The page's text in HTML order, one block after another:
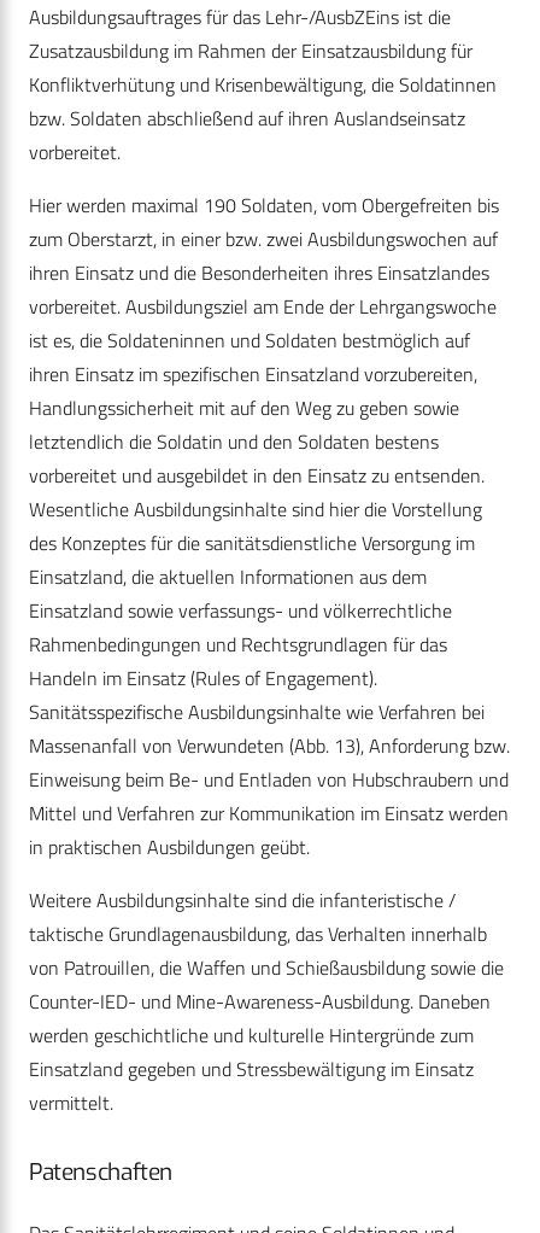
Ausbildungsauftrages für das Lehr-/AusbZEins ist die
Zusatzausbildung im Rahmen der Einsatzausbildung für
Konfliktverhütung und Krisenbewältigung, die Soldatinnen
bzw. Soldaten abschließend auf ihren Auslandseinsatz
vorbereitet.
Hier werden maximal 190 Soldaten, vom Obergefreiten bis
zum Oberstarzt, in einer bzw. zwei Ausbildungswochen auf
ihren Einsatz und die Besonderheiten ihres Einsatzlandes
vorbereitet. Ausbildungsziel am Ende der Lehrgangswoche
ist es, die Soldateninnen und Soldaten bestmöglich auf
ihren Einsatz im spezifischen Einsatzland vorzubereiten,
Handlungssicherheit mit auf den Weg zu geben sowie
letztendlich die Soldatin und den Soldaten bestens
vorbereitet und ausgebildet in den Einsatz zu entsenden.
Wesentliche Ausbildungsinhalte sind hier die Vorstellung
des Konzeptes für die sanitätsdienstliche Versorgung im
Einsatzland, die aktuellen Informationen aus dem
Einsatzland sowie verfassungs- und völkerrechtliche
Rahmenbedingungen und Rechtsgrundlagen für das
Handeln im Einsatz (Rules of Engagement).
Sanitätsspezifische Ausbildungsinhalte wie Verfahren bei
Massenanfall von Verwundeten (Abb. 13), Anforderung bzw.
Einweisung beim Be- und Entladen von Hubschraubern und
Mittel und Verfahren zur Kommunikation im Einsatz werden
in praktischen Ausbildungen geübt.
Weitere Ausbildungsinhalte sind die infanteristische /
taktische Grundlagenausbildung, das Verhalten innerhalb
von Patrouillen, die Waffen und Schießausbildung sowie die
Counter-IED- und Mine-Awareness-Ausbildung. Daneben
werden geschichtliche und kulturelle Hintergründe zum
Einsatzland gegeben und Stressbewältigung im Einsatz
vermittelt.
Patenschaften